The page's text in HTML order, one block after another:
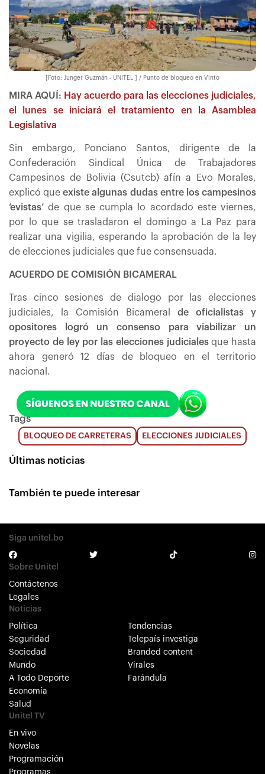
[Foto: Junger Guzmán - UNITEL ] / Punto de bloqueo en Vinto
MIRA AQUÍ: Hay acuerdo para las elecciones judiciales,
el lunes se iniciará el tratamiento en la Asamblea
Legislativa
Sin embargo, Ponciano Santos, dirigente de la
Confederación Sindical Única de Trabajadores
Campesinos de Bolivia (Csutcb) afín a Evo Morales,
explicó queexiste algunas dudas entre los campesinos
‘evistas’ de que se cumpla lo acordado este viernes,
por lo que se trasladaron el domingo a La Paz para
realizar una vigilia, esperando la aprobación de la ley
de elecciones judiciales que fue consensuada.
ACUERDO DE COMISIÓN BICAMERAL
Tras cinco sesiones de dialogo por las elecciones
judiciales, la Comisión Bicameral de oficialistas y
opositores logró un consenso para viabilizar un
proyecto de ley por las elecciones judicialesque hasta
ahora generó 12 días de bloqueo en el territorio
nacional.
Tags
BLOQUEO DE CARRETERAS ELECCIONES JUDICIALES
Últimas noticias
También te puede interesar
Siga unitel.bo
Sobre Unitel
Contáctenos
Legales
Noticias
Política
Seguridad
Sociedad
Mundo
A Todo Deporte
Economía
Salud
Tendencias
Telepaís investiga
Branded content
Virales
Farándula
Unitel TV
En vivo
Novelas
Programación